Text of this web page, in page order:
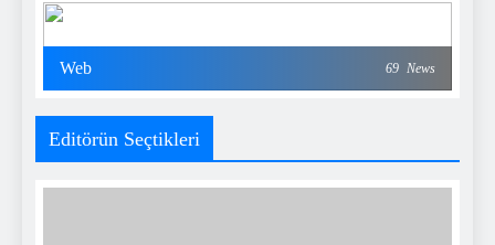
Web 69 News
Editörün Seçtikleri